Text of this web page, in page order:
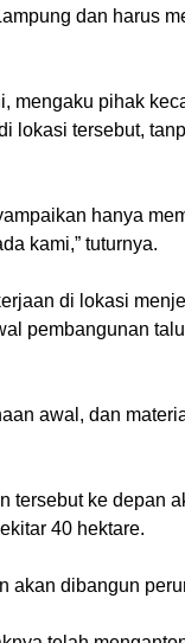
dan harus
mengaku pihak
lokasi tersebut,
hanya
kami,” tuturnya.
di lokasi
pembangunan
awal, dan
tersebut ke depan
40 hektare.
akan dibangun